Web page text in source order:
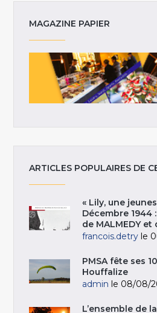
MAGAZINE PAPIER
ARTICLES POPULAIRES DE
« Lily, une
Décembre 1944
de MALMEDY et
francois.detry le
PMSA fête ses
Houffalize
admin le 08/08/
L’ensemble de